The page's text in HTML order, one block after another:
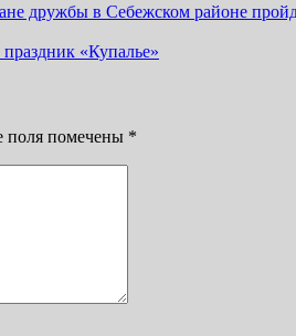
дружбы в Себежском районе
«Купалье»
поля помечены *